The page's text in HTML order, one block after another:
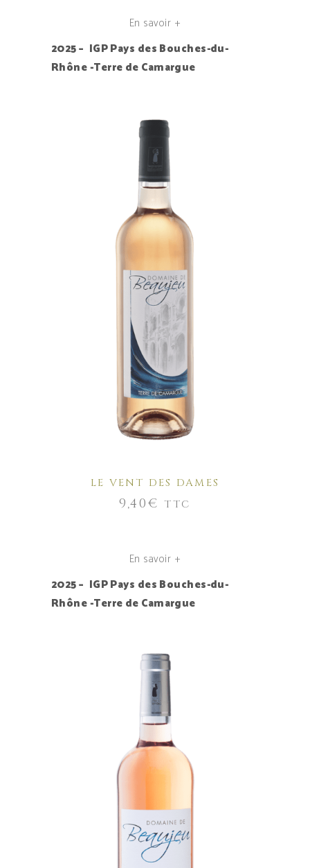
En savoir +
2025 – IGP Pays des Bouches-du-
Rhône -Terre de Camargue
AJOUTER AU PANIER
LE VENT DES DAMES
9,40€ TTC
En savoir +
2025 – IGP Pays des Bouches-du-
Rhône -Terre de Camargue